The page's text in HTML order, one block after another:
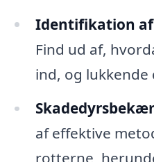
Identifikation
Find ud af,
ind, og lukkende
af effektive